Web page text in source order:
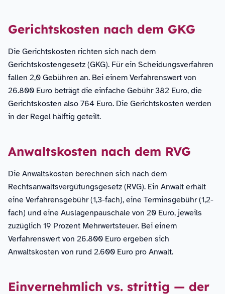
Gerichtskosten nach dem GKG
Die Gerichtskosten richten sich nach dem
Gerichtskostengesetz (GKG). Für ein Scheidungsverfahren
fallen 2,0 Gebühren an. Bei einem Verfahrenswert von
26.800 Euro beträgt die einfache Gebühr 382 Euro, die
Gerichtskosten also 764 Euro. Die Gerichtskosten werden
in der Regel hälftig geteilt.
Anwaltskosten nach dem RVG
Die Anwaltskosten berechnen sich nach dem
Rechtsanwaltsvergütungsgesetz (RVG). Ein Anwalt erhält
eine Verfahrensgebühr (1,3-fach), eine Terminsgebühr (1,2-
fach) und eine Auslagenpauschale von 20 Euro, jeweils
zuzüglich 19 Prozent Mehrwertsteuer. Bei einem
Verfahrenswert von 26.800 Euro ergeben sich
Anwaltskosten von rund 2.600 Euro pro Anwalt.
Einvernehmlich vs. strittig — der